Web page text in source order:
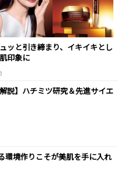
ッと引き締まり、イキイキとし
印象に
説】ハチミツ研究＆先進サイエ
環境作りこそが美肌を手に入れ